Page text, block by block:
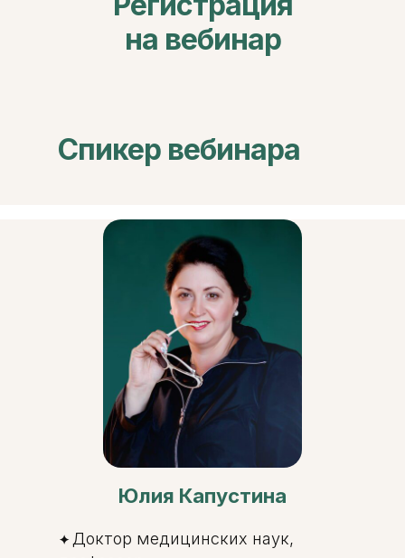
на вебинар
Спикер вебинара
Юлия Капустина
✦ Доктор медицинских наук,